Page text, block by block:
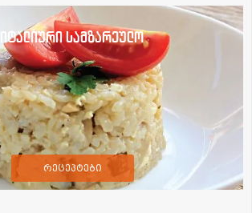
იტალიური სამზარეულო
რეცეპტები